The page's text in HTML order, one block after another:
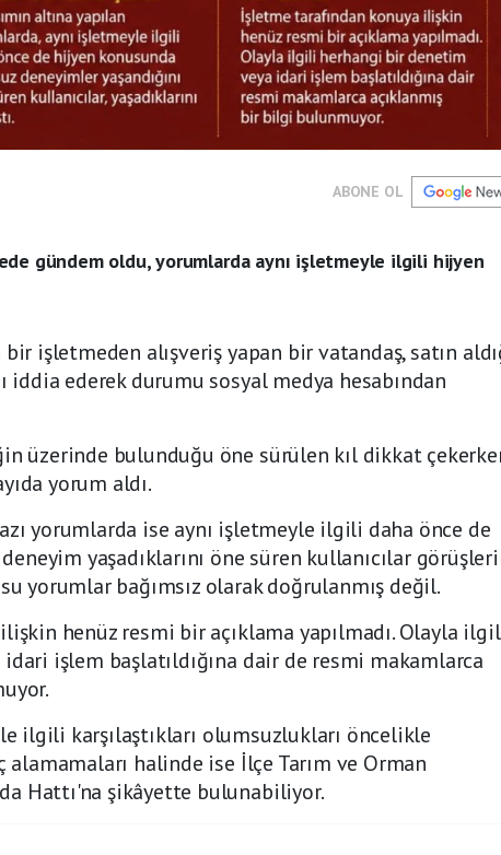
ABONE OL
gündem oldu, yorumlarda aynı işletmeyle ilgili hijyen
işletmeden alışveriş yapan bir vatandaş, satın
iddia ederek durumu sosyal medya hesabından
üzerinde bulunduğu öne sürülen kıl dikkat
yorum aldı.
yorumlarda ise aynı işletmeyle ilgili daha önce de
yaşadıklarını öne süren kullanıcılar
yorumlar bağımsız olarak doğrulanmış değil.
henüz resmi bir açıklama yapılmadı. Olayla
işlem başlatıldığına dair de resmi makamlarca
ilgili karşılaştıkları olumsuzlukları öncelikle
halinde ise İlçe Tarım ve Orman
Hattı'na şikâyette bulunabiliyor.